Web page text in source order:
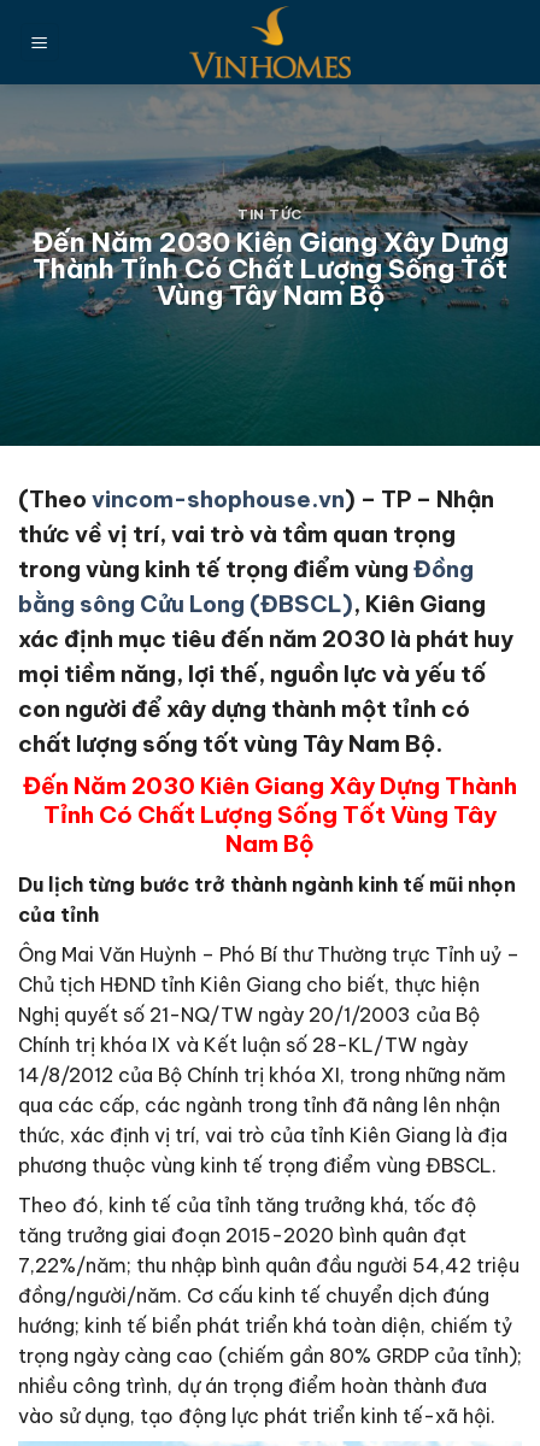
đến
TIN TỨC
Đến Năm 2030 Kiên Giang Xây Dựng
Thành Tỉnh Có Chất Lượng Sống Tốt
Vùng Tây Nam Bộ
(Theo vincom-shophouse.vn) – TP – Nhận
thức về vị trí, vai trò và tầm quan trọng
trong vùng kinh tế trọng điểm vùng Đồng
bằng sông Cửu Long (ĐBSCL), Kiên Giang
xác định mục tiêu đến năm 2030 là phát huy
mọi tiềm năng, lợi thế, nguồn lực và yếu tố
con người để xây dựng thành một tỉnh có
chất lượng sống tốt vùng Tây Nam Bộ.
Đến Năm 2030 Kiên Giang Xây Dựng Thành
Tỉnh Có Chất Lượng Sống Tốt Vùng Tây
Nam Bộ
Du lịch từng bước trở thành ngành kinh tế mũi nhọn
của tỉnh
Ông Mai Văn Huỳnh – Phó Bí thư Thường trực Tỉnh uỷ –
Chủ tịch HĐND tỉnh Kiên Giang cho biết, thực hiện
Nghị quyết số 21-NQ/TW ngày 20/1/2003 của Bộ
Chính trị khóa IX và Kết luận số 28-KL/TW ngày
14/8/2012 của Bộ Chính trị khóa XI, trong những năm
qua các cấp, các ngành trong tỉnh đã nâng lên nhận
thức, xác định vị trí, vai trò của tỉnh Kiên Giang là địa
phương thuộc vùng kinh tế trọng điểm vùng ĐBSCL.
Theo đó, kinh tế của tỉnh tăng trưởng khá, tốc độ
tăng trưởng giai đoạn 2015-2020 bình quân đạt
7,22%/năm; thu nhập bình quân đầu người 54,42 triệu
đồng/người/năm. Cơ cấu kinh tế chuyển dịch đúng
hướng; kinh tế biển phát triển khá toàn diện, chiếm tỷ
trọng ngày càng cao (chiếm gần 80% GRDP của tỉnh);
nhiều công trình, dự án trọng điểm hoàn thành đưa
vào sử dụng, tạo động lực phát triển kinh tế-xã hội.